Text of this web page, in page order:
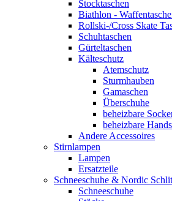
Stocktaschen
Biathlon -
Rollski-/Cross Skate
Schuhtaschen
Gürteltaschen
Kälteschutz
Atemschutz
Sturmhauben
Gamaschen
Überschuhe
beheizbare
beheizbare
Andere Accessoires
Stirnlampen
Lampen
Ersatzteile
Schneeschuhe & Nordic
Schneeschuhe